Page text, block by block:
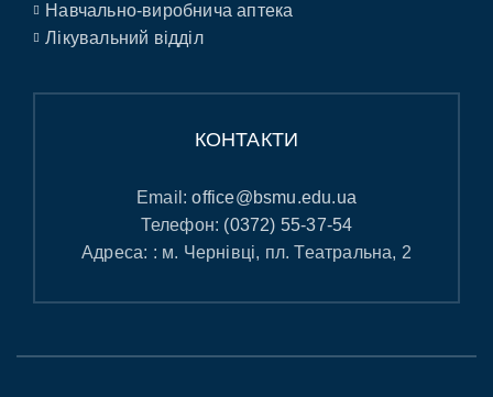
Навчально-виробнича аптека
Лікувальний відділ
КОНТАКТИ
Email:office@bsmu.edu.ua
Телефон: (0372) 55-37-54
Адреса: : м. Чернівці, пл. Театральна, 2